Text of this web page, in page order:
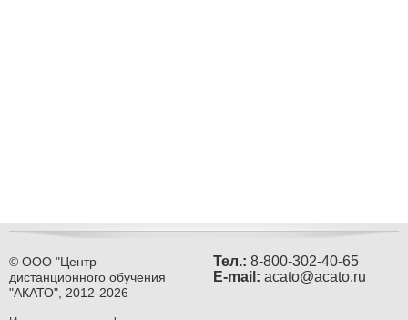
© ООО "Центр
дистанционного обучения
"АКАТО", 2012-2026
Тел.: 8-800-302-40-65
Е-mail: acato@acato.ru